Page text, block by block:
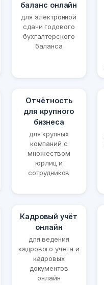
баланс онлайн
для электронной
сдачи годового
бухгалтерского
баланса
Отчётность
для крупного
бизнеса
для крупных
компаний с
множеством
юрлиц и
сотрудников
Кадровый учёт
онлайн
для ведения
кадрового учёта и
кадровых
документов
онлайн